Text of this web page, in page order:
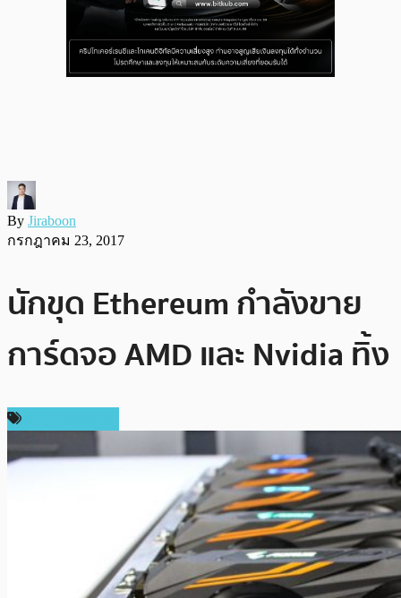
By Jiraboon
กรกฎาคม 23, 2017
นักขุด Ethereum กำลังขาย
การ์ดจอ AMD และ Nvidia ทิ้ง